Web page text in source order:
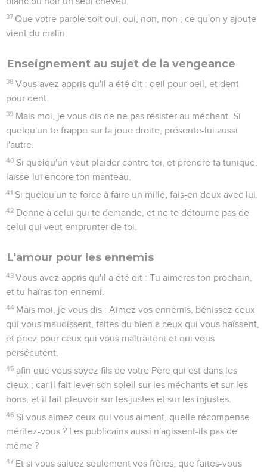
37 Que votre parole soit oui, oui, non, non ; ce qu'on y ajoute
vient du malin.
Enseignement au sujet de la vengeance
38 Vous avez appris qu'il a été dit : oeil pour oeil, et dent
pour dent.
39 Mais moi, je vous dis de ne pas résister au méchant. Si
quelqu'un te frappe sur la joue droite, présente-lui aussi
l'autre.
40 Si quelqu'un veut plaider contre toi, et prendre ta tunique,
laisse-lui encore ton manteau.
41 Si quelqu'un te force à faire un mille, fais-en deux avec lui.
42 Donne à celui qui te demande, et ne te détourne pas de
celui qui veut emprunter de toi.
L'amour pour les ennemis
43 Vous avez appris qu'il a été dit : Tu aimeras ton prochain,
et tu haïras ton ennemi.
44 Mais moi, je vous dis : Aimez vos ennemis, bénissez ceux
qui vous maudissent, faites du bien à ceux qui vous haïssent,
et priez pour ceux qui vous maltraitent et qui vous
persécutent,
45 afin que vous soyez fils de votre Père qui est dans les
cieux ; car il fait lever son soleil sur les méchants et sur les
bons, et il fait pleuvoir sur les justes et sur les injustes.
46 Si vous aimez ceux qui vous aiment, quelle récompense
méritez-vous ? Les publicains aussi n'agissent-ils pas de
même ?
47 Et si vous saluez seulement vos frères, que faites-vous